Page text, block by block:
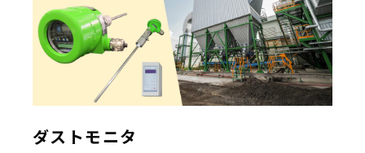
セミナー
ダストモニタ